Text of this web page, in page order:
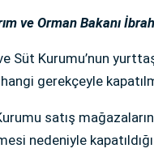
ve Orman Bakanı
ve Süt Kurumu’nun
gerekçeyle
satış
nedeniyle